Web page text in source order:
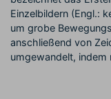
Einzelbildern (Engl.:
um grobe
anschließend von
umgewandelt, indem